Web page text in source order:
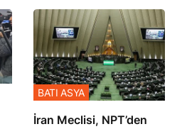
İran Meclisi, NPT’den
BATI ASYA